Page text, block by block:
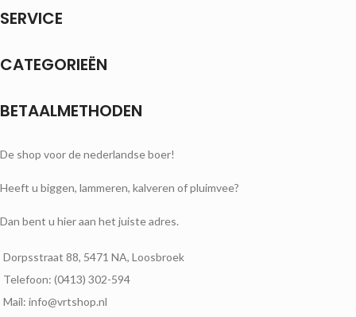
SERVICE
CATEGORIEËN
BETAALMETHODEN
De shop voor de nederlandse boer!
Heeft u biggen, lammeren, kalveren of pluimvee?
Dan bent u hier aan het juiste adres.
Dorpsstraat 88, 5471 NA, Loosbroek
Telefoon: (0413) 302-594
Mail: info@vrtshop.nl